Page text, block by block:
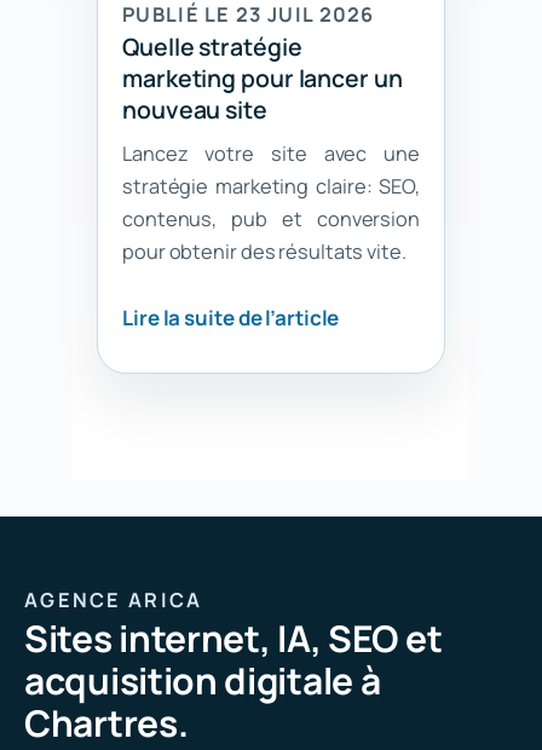
PUBLIÉ LE 23 JUIL 2026
Quelle stratégie
marketing pour lancer un
nouveau site
Lancez votre site avec une
stratégie marketing claire: SEO,
contenus, pub et conversion
pour obtenir des résultats vite.
Lire la suite de l’article
AGENCE ARICA
Sites internet, IA, SEO et
acquisition digitale à
Chartres.